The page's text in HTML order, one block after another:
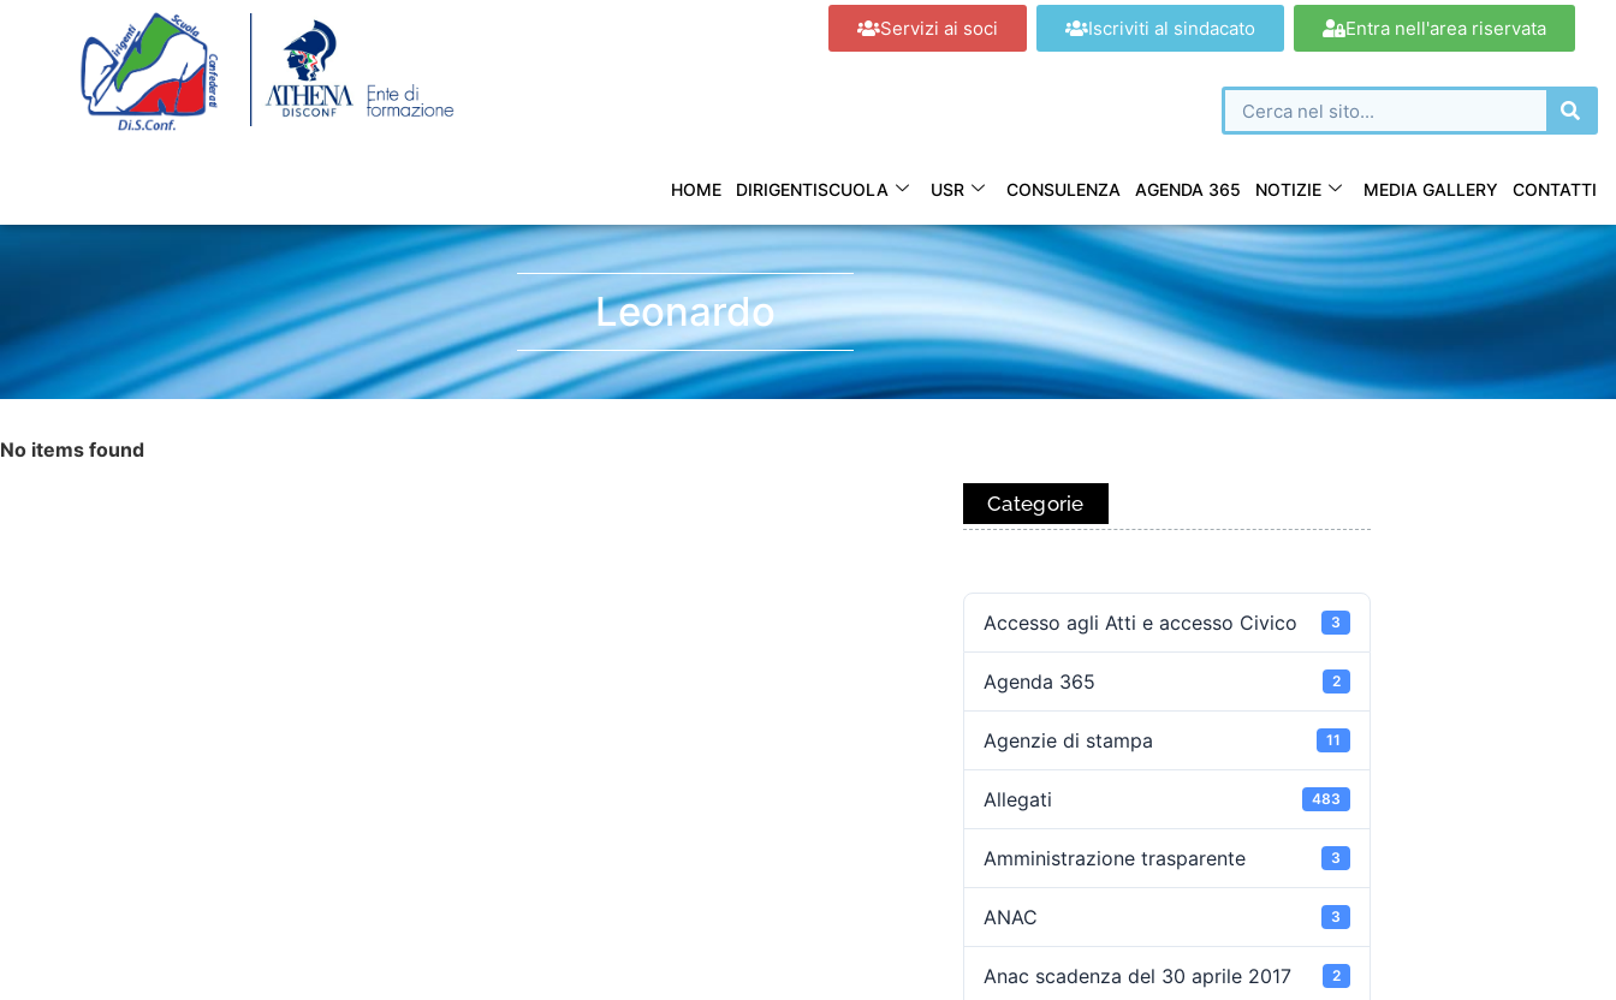
Servizi ai soci Iscriviti al sindacato Entra nell'area riservata
HOME DIRIGENTISCUOLA USR CONSULENZA AGENDA 365 NOTIZIE MEDIA GALLERY CONTATTI
Leonardo
No items found
Categorie
Accesso agli Atti e accesso Civico 3
Agenda 365 2
Agenzie di stampa 11
Allegati 483
Amministrazione trasparente 3
ANAC 3
Anac scadenza del 30 aprile 2017 2